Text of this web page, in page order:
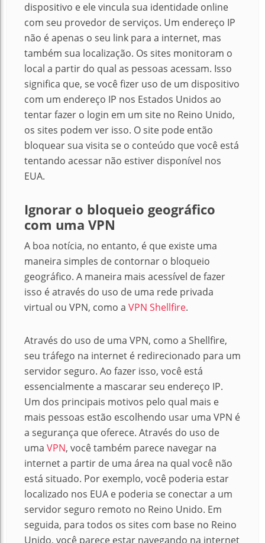
dispositivo e ele vincula sua identidade online
com seu provedor de serviços. Um endereço IP
não é apenas o seu link para a internet, mas
também sua localização. Os sites monitoram o
local a partir do qual as pessoas acessam. Isso
significa que, se você fizer uso de um dispositivo
com um endereço IP nos Estados Unidos ao
tentar fazer o login em um site no Reino Unido,
os sites podem ver isso. O site pode então
bloquear sua visita se o conteúdo que você está
tentando acessar não estiver disponível nos
EUA.
Ignorar o bloqueio geográfico
com uma VPN
A boa notícia, no entanto, é que existe uma
maneira simples de contornar o bloqueio
geográfico. A maneira mais acessível de fazer
isso é através do uso de uma rede privada
virtual ou VPN, como a VPN Shellfire.
Através do uso de uma VPN, como a Shellfire,
seu tráfego na internet é redirecionado para um
servidor seguro. Ao fazer isso, você está
essencialmente a mascarar seu endereço IP.
Um dos principais motivos pelo qual mais e
mais pessoas estão escolhendo usar uma VPN é
a segurança que oferece. Através do uso de
uma VPN, você também parece navegar na
internet a partir de uma área na qual você não
está situado. Por exemplo, você poderia estar
localizado nos EUA e poderia se conectar a um
servidor seguro remoto no Reino Unido. Em
seguida, para todos os sites com base no Reino
Unido, você parece estar navegando na internet